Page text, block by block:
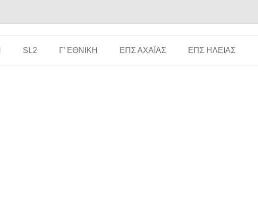
SL2 Γ’ ΕΘΝΙΚΉ ΕΠΣ ΑΧΑΪ́ΑΣ ΕΠΣ ΗΛΕΊΑΣ